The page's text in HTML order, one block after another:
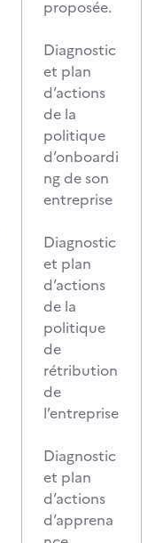
proposée.
Diagnostic
et plan
d’actions
de la
politique
d’onboardi
ng de son
entreprise
Diagnostic
et plan
d’actions
de la
politique
de
rétribution
de
l’entreprise
Diagnostic
et plan
d’actions
d’apprena